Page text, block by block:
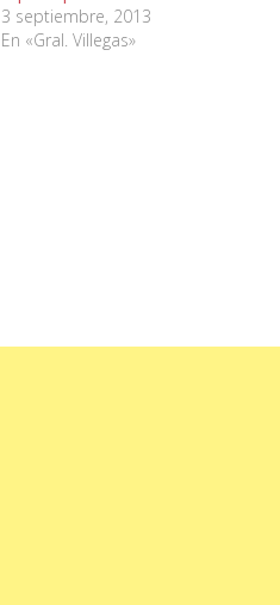
3 septiembre, 2013
En «Gral. Villegas»